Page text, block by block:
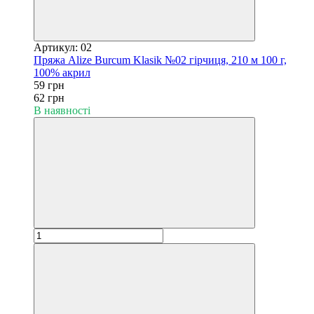
Артикул: 02
Пряжа Alize Burcum Klasik №02 гірчиця, 210 м 100 г,
100% акрил
59 грн
62 грн
В наявності